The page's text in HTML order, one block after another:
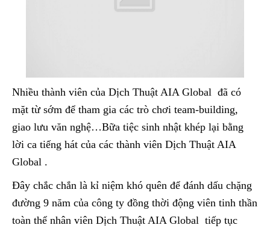
Nhiều thành viên của Dịch Thuật AIA Global đã có
mặt từ sớm để tham gia các trò chơi team-building,
giao lưu văn nghệ…Bữa tiệc sinh nhật khép lại bằng
lời ca tiếng hát của các thành viên Dịch Thuật AIA
Global .
Đây chắc chắn là kỉ niệm khó quên để đánh dấu chặng
đường 9 năm của công ty đồng thời động viên tinh thần
toàn thể nhân viên Dịch Thuật AIA Global tiếp tục